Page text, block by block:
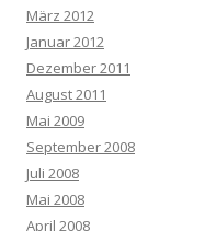
März 2012
Januar 2012
Dezember 2011
August 2011
Mai 2009
September 2008
Juli 2008
Mai 2008
April 2008